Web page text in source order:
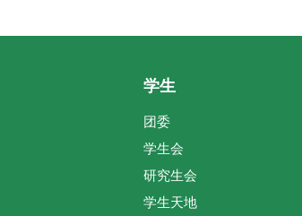
学生
团委
学生会
研究生会
学生天地